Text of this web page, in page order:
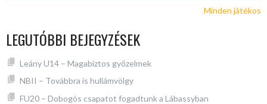
Minden játékos
LEGUTÓBBI BEJEGYZÉSEK
Leány U14 – Magabiztos győzelmek
NBII – Továbbra is hullámvölgy
FU20 – Dobogós csapatot fogadtunk a Lábassyban